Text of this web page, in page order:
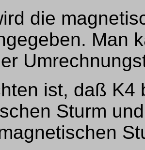
die
Man
ist, daß K4
Sturm